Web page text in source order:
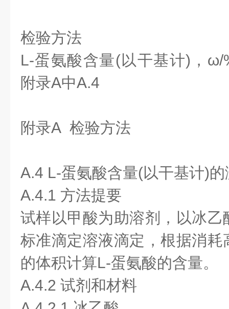
检验方法
L-蛋氨酸含量(以干基计)， ω/
附录A中A.4
附录A 检验方法
A.4 L-蛋氨酸含量(以干基计)的
A.4.1 方法提要
试样以甲酸为助溶剂，以冰
标准滴定溶液滴定，根据消
的体积计算L-蛋氨酸的含量。
A.4.2 试剂和材料